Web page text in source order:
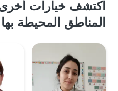
المناطق المحيطة بها